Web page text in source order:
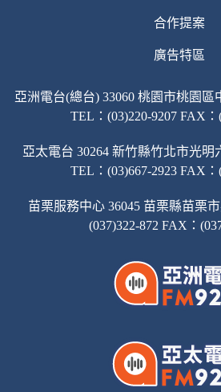
合作提案
廣告特區
亞洲電台(總台) 33060 桃園市桃園區
TEL：(03)220-9207 FAX：
亞太電台 30264 新竹縣竹北市光明
TEL：(03)667-2923 FAX：
苗栗服務中心 36045 苗栗縣苗栗
(037)322-872 FAX：